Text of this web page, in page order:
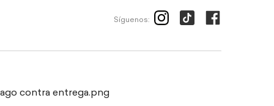
Síguenos: